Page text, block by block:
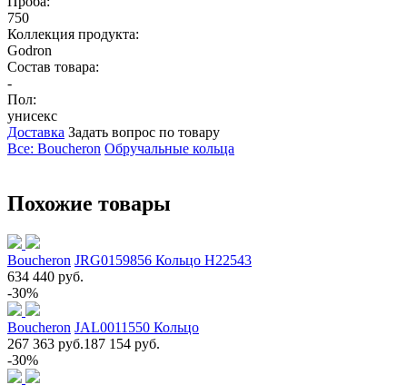
750
Коллекция продукта:
Godron
Состав товара:
-
Пол:
унисекс
Доставка Задать вопрос по товару
Все: Boucheron Обручальные кольца
Похожие товары
Boucheron JRG0159856 Кольцо H22543
634 440 руб.
-30%
Boucheron JAL0011550 Кольцо
267 363 руб.187 154 руб.
-30%